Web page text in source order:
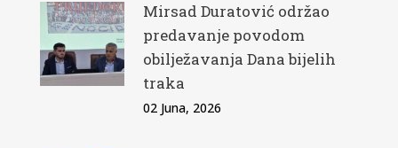
Mirsad Duratović održao
predavanje povodom
obilježavanja Dana bijelih
traka
02 Juna, 2026